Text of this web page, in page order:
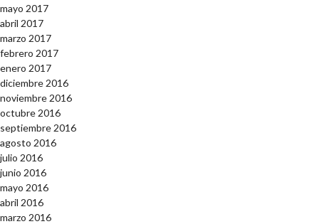
mayo 2017
abril 2017
marzo 2017
febrero 2017
enero 2017
diciembre 2016
noviembre 2016
octubre 2016
septiembre 2016
agosto 2016
julio 2016
junio 2016
mayo 2016
abril 2016
marzo 2016